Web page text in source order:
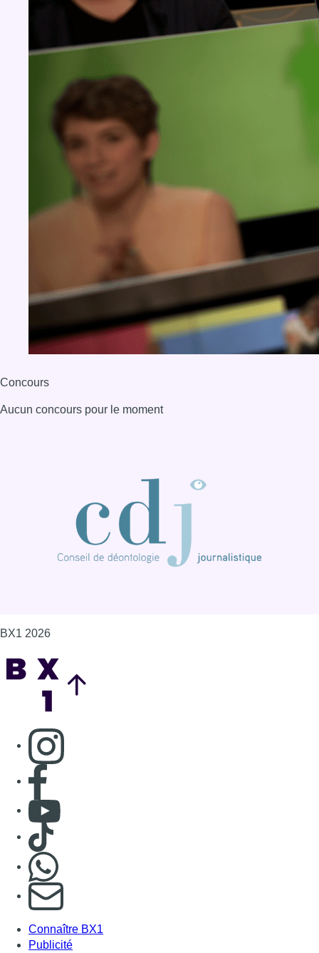
Concours
Aucun concours pour le moment
BX1 2026
Consulter page Instagram
Consulter page Facebook
Consulter Youtube
Consulter TikTok
S'abonner à notre newsletter
Connaître BX1
Publicité